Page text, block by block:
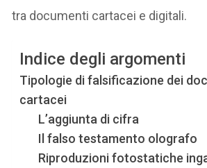
tra documenti cartacei e digitali.
Indice degli argomenti
Tipologie di falsificazione dei
cartacei
L’aggiunta di cifra
Il falso testamento olografo
Riproduzioni fotostatiche